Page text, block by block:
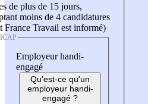
de plus de 15 jours,
moins de 4 candidatures
France Travail est informé)
Employeur handi-
engagé
Qu'est-ce qu'un
employeur handi-
engagé ?